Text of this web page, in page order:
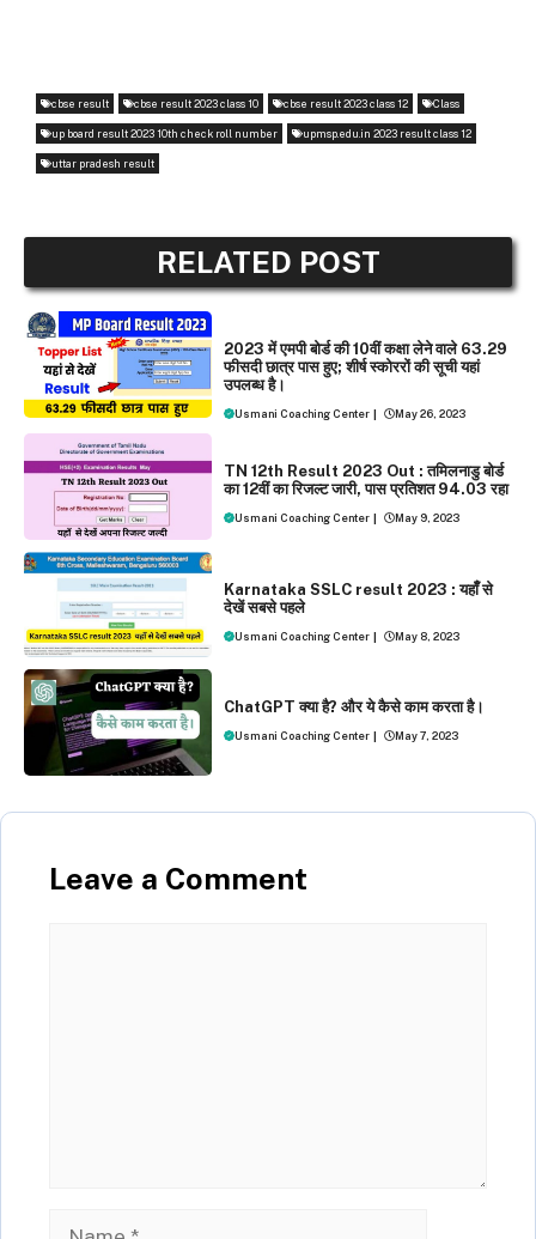
cbse result cbse result 2023 class 10 cbse result 2023 class 12 Class
up board result 2023 10th check roll number upmsp.edu.in 2023 result class 12
uttar pradesh result
RELATED POST
2023 में एमपी बोर्ड की 10वीं कक्षा लेने वाले 63.29
फीसदी छात्र पास हुए; शीर्ष स्कोररों की सूची यहां
उपलब्ध है।
Usmani Coaching Center | May 26, 2023
TN 12th Result 2023 Out : तमिलनाडु बोर्ड
का 12वीं का रिजल्‍ट जारी, पास प्रतिशत 94.03 रहा
Usmani Coaching Center | May 9, 2023
Karnataka SSLC result 2023 : यहाँँ से
देखें सबसे पहले
Usmani Coaching Center | May 8, 2023
ChatGPT क्‍या है? और ये कैसे काम करता है।
Usmani Coaching Center | May 7, 2023
Leave a Comment